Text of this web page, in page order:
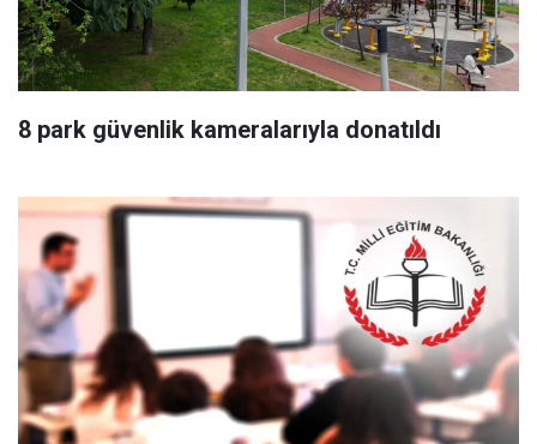
8 park güvenlik kameralarıyla donatıldı